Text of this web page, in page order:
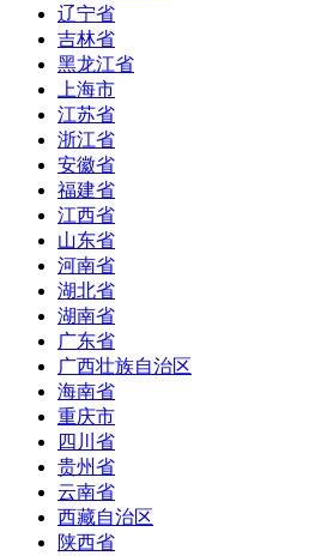
辽宁省
吉林省
黑龙江省
上海市
江苏省
浙江省
安徽省
福建省
江西省
山东省
河南省
湖北省
湖南省
广东省
广西壮族自治区
海南省
重庆市
四川省
贵州省
云南省
西藏自治区
陕西省